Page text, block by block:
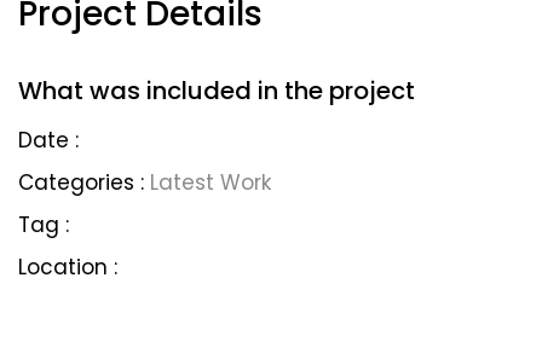
Project Details
What was included in the project
Date :
Categories : Latest Work
Tag :
Location :